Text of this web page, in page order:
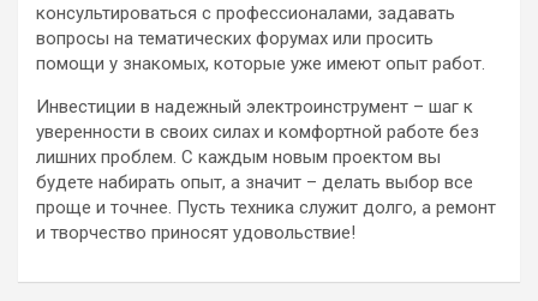
консультироваться с профессионалами, задавать
вопросы на тематических форумах или просить
помощи у знакомых, которые уже имеют опыт работ.
Инвестиции в надежный электроинструмент – шаг к
уверенности в своих силах и комфортной работе без
лишних проблем. С каждым новым проектом вы
будете набирать опыт, а значит – делать выбор все
проще и точнее. Пусть техника служит долго, а ремонт
и творчество приносят удовольствие!